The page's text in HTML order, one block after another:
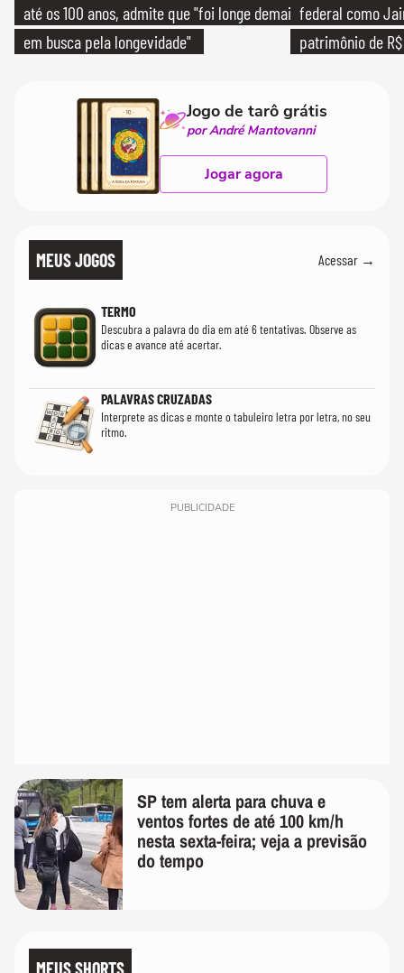
até os 100 anos, admite que "foi longe demais
em busca pela longevidade"
federal como
patrimônio de
Jogo de tarô grátis
por André Mantovanni
Jogar agora
MEUS JOGOS Acessar →
TERMO
Descubra a palavra do dia em até 6 tentativas. Observe as
dicas e avance até acertar.
PALAVRAS CRUZADAS
Interprete as dicas e monte o tabuleiro letra por letra, no seu
ritmo.
PUBLICIDADE
SP tem alerta para chuva e
ventos fortes de até 100 km/h
nesta sexta-feira; veja a previsão
do tempo
MEUS SHORTS